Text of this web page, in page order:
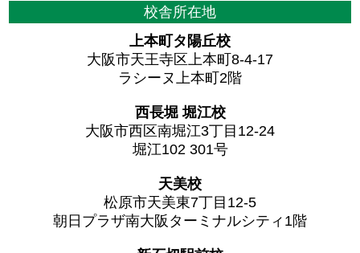
校舎所在地
上本町タ陽丘校
大阪市天王寺区上本町8-4-17
ラシーヌ上本町2階
西長堀 堀江校
大阪市西区南堀江3丁目12-24
堀江102 301号
天美校
松原市天美東7丁目12-5
朝日プラザ南大阪ターミナルシティ1階